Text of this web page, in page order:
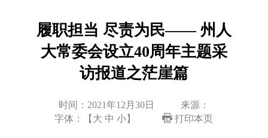
履职担当 尽责为民—— 州人
大常委会设立40周年主题采
访报道之茫崖篇
时间：2021年12月30日
来源：
字体：【 大 中 小】 打印本页